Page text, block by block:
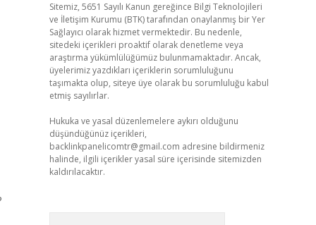
Sitemiz, 5651 Sayılı Kanun gereğince Bilgi Teknolojileri
ve İletişim Kurumu (BTK) tarafından onaylanmış bir Yer
Sağlayıcı olarak hizmet vermektedir. Bu nedenle,
sitedeki içerikleri proaktif olarak denetleme veya
araştırma yükümlülüğümüz bulunmamaktadır. Ancak,
üyelerimiz yazdıkları içeriklerin sorumluluğunu
taşımakta olup, siteye üye olarak bu sorumluluğu kabul
etmiş sayılırlar.
Hukuka ve yasal düzenlemelere aykırı olduğunu
düşündüğünüz içerikleri,
backlinkpanelicomtr@gmail.com adresine bildirmeniz
halinde, ilgili içerikler yasal süre içerisinde sitemizden
kaldırılacaktır.